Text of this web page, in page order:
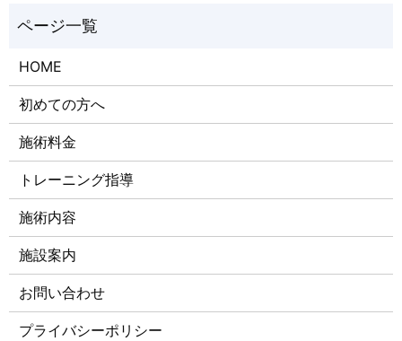
HOME
初めての方へ
施術料金
トレーニング指導
施術内容
施設案内
お問い合わせ
プライバシーポリシー